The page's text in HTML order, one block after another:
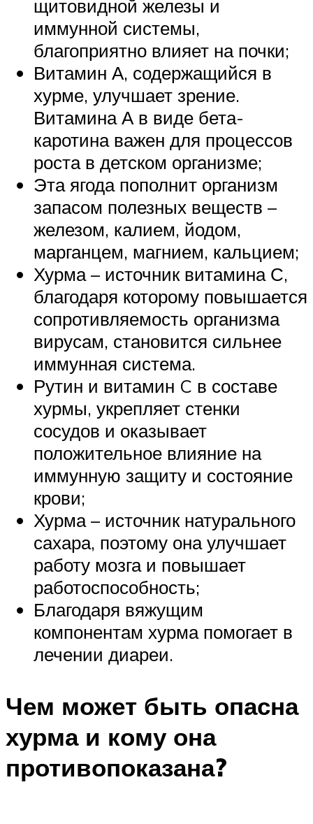
щитовидной железы и
иммунной системы,
благоприятно влияет на почки;
Витамин А, содержащийся в
хурме, улучшает зрение.
Витамина А в виде бета-
каротина важен для процессов
роста в детском организме;
Эта ягода пополнит организм
запасом полезных веществ –
железом, калием, йодом,
марганцем, магнием, кальцием;
Хурма – источник витамина С,
благодаря которому повышается
сопротивляемость организма
вирусам, становится сильнее
иммунная система.
Рутин и витамин C в составе
хурмы, укрепляет стенки
сосудов и оказывает
положительное влияние на
иммунную защиту и состояние
крови;
Хурма – источник натурального
сахара, поэтому она улучшает
работу мозга и повышает
работоспособность;
Благодаря вяжущим
компонентам хурма помогает в
лечении диареи.
Чем может быть опасна
хурма и кому она
противопоказана?